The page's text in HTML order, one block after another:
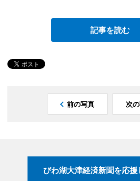
記事を読む
前の写真 次
びわ湖大津経済新聞を応援